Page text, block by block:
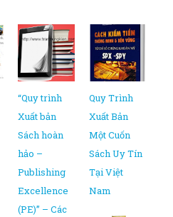
“Quy trình
Xuất bản
Sách hoàn
hảo –
Publishing
Excellence
(PE)” – Các
Quy Trình
Xuất Bản
Một Cuốn
Sách Uy Tín
Tại Việt
Nam